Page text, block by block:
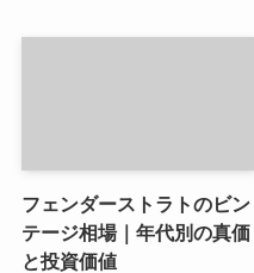
フェンダーストラトのビン
テージ相場｜年代別の真価
と投資価値